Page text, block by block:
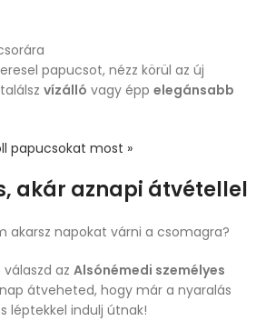
papucsot, nézz körül az új
vízálló vagy épp elegánsabb
papucsokat most »
akár aznapi átvétellel
akarsz napokat várni a csomagra?
válaszd az Alsónémedi személyes
átveheted, hogy már a nyaralás
léptekkel indulj útnak!